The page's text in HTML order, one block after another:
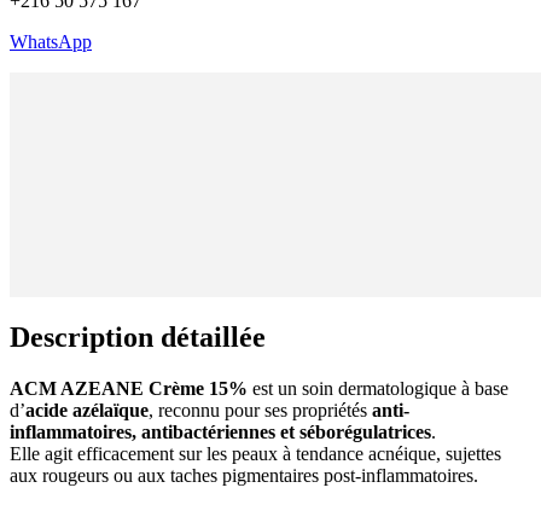
WhatsApp
Description détaillée
ACM AZEANE Crème 15% est un soin dermatologique à base
d’acide azélaïque, reconnu pour ses propriétés anti-
inflammatoires, antibactériennes et séborégulatrices.
Elle agit efficacement sur les peaux à tendance acnéique, sujettes
aux rougeurs ou aux taches pigmentaires post-inflammatoires.